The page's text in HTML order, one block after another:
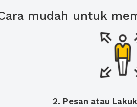
mudah untuk
2. Pesan atau